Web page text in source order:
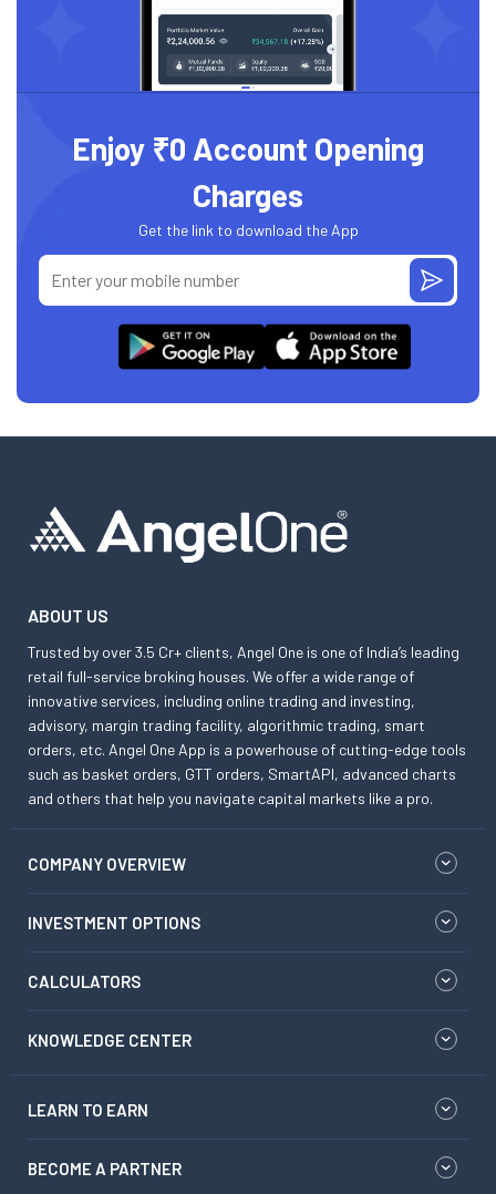
Enjoy ₹0 Account Opening
Charges
Get the link to download the App
ABOUT US
Trusted by over 3.5 Cr+ clients, Angel One is one of India’s leading
retail full-service broking houses. We offer a wide range of
innovative services, including online trading and investing,
advisory, margin trading facility, algorithmic trading, smart
orders, etc. Angel One App is a powerhouse of cutting-edge tools
such as basket orders, GTT orders, SmartAPI, advanced charts
and others that help you navigate capital markets like a pro.
COMPANY OVERVIEW
INVESTMENT OPTIONS
CALCULATORS
KNOWLEDGE CENTER
LEARN TO EARN
BECOME A PARTNER